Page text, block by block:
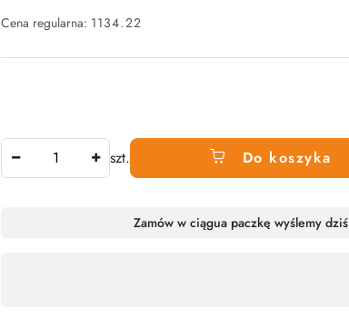
Cena regularna: 1134.22
szt. Do koszyka
Zamów w ciągua paczkę wyślemy dziś